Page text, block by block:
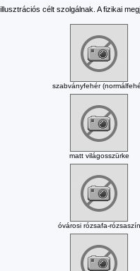
célt szolgálnak. A fizikai
szabványfehér
matt világosszürke
óvárosi rózsafa-rózsaszín